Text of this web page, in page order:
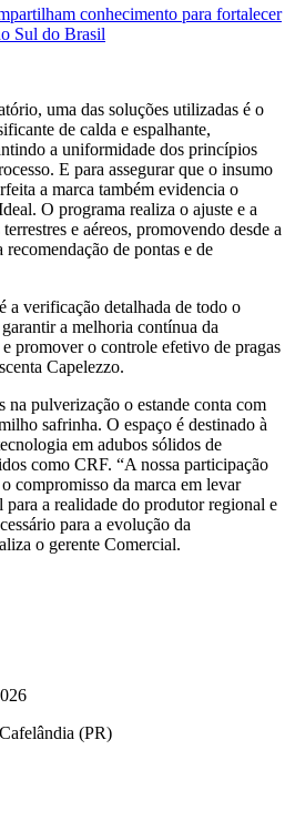
conhecimento para fortalecer
Sul do Brasil
uma das soluções utilizadas é o
de calda e espalhante,
a uniformidade dos princípios
E para assegurar que o insumo
a marca também evidencia o
O programa realiza o ajuste e a
e aéreos, promovendo desde a
de pontas e de
a verificação detalhada de todo o
a melhoria contínua da
promover o controle efetivo de pragas
Capelezzo.
na pulverização o estande conta com
safrinha. O espaço é destinado à
em adubos sólidos de
como CRF. “A nossa participação
compromisso da marca em levar
para a realidade do produtor regional e
para a evolução da
o gerente Comercial.
(PR)